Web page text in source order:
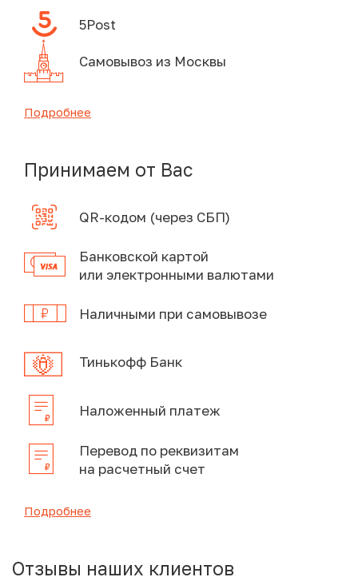
5Post
Самовывоз из Москвы
Подробнее
Принимаем от Вас
QR-кодом (через СБП)
Банковской картой
или электронными валютами
Наличными при самовывозе
Тинькофф Банк
Наложенный платеж
Перевод по реквизитам
на расчетный счет
Подробнее
Отзывы наших клиентов